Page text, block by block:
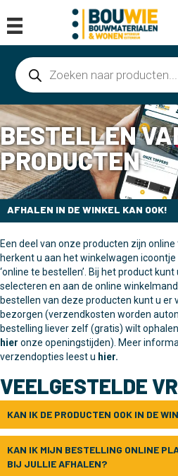
Producten
zoeken
BESTELLEN
PRODUCTEN
AFHALEN IN DE WINKEL KAN OOK!
Een deel van onze producten zijn
herkent u aan het winkelwagen
‘online te bestellen’. Bij het product
selecteren en aan de online
bestellen van deze producten kunt u er
bezorgen (verzendkosten worden
bestelling liever zelf (gratis) wilt
hier onze openingstijden). Meer
verzendopties leest u hier.
VEELGESTELDE
KAN IK DE PRODUCTEN OOK IN DE
KAN IK MIJN BESTELLING ONLINE
BIJ JULLIE AFHALEN?